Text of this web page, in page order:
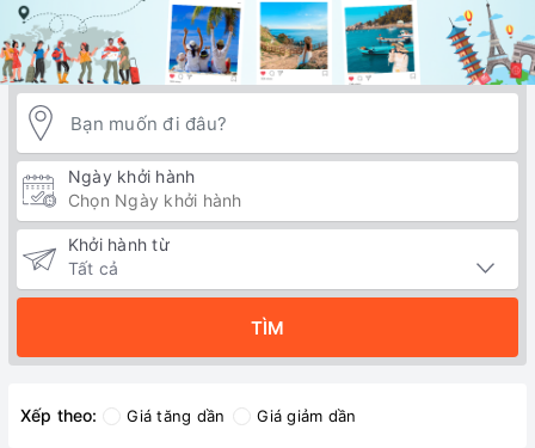
Ngày khởi hành
Khởi hành từ
TÌM
Xếp theo: Giá tăng dần Giá giảm dần